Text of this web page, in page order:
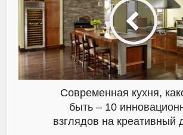
Современная кухня,
быть – 10
взглядов на креативный